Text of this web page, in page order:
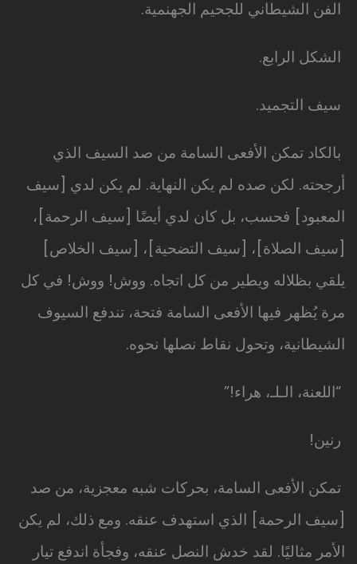
الفن الشيطاني للجحيم الجهنمية.
الشكل الرابع.
سيف التجميد.
بالكاد تمكن الأفعى السامة من صد السيف الذي
أرجحته. لكن صده لم يكن النهاية. لم يكن لدي [سيف
المعبود] فحسب، بل كان لدي أيضًا [سيف الرحمة]،
[سيف الصلاة]، [سيف التضحية]، [سيف الخلاص]
يلقي بظلاله ويطير من كل اتجاه. ووش! ووش! في كل
مرة يُظهر فيها الأفعى السامة فتحة، تندفع السيوف
الشيطانية، وتحول نقاط نصلها نحوه.
“اللعنة، الـلـ، هراء!”
رنين!
تمكن الأفعى السامة، بحركات شبه معجزية، من صد
[سيف الرحمة] الذي استهدف عنقه. ومع ذلك، لم يكن
الأمر مثاليًا. لقد خدش النصل عنقه، وفجأة اندفع تيار